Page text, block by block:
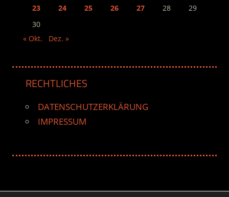
23
24 25 26 27 28
29
30
« Okt.
Dez. »
RECHTLICHES
DATENSCHUTZERKLÄRUNG
IMPRESSUM